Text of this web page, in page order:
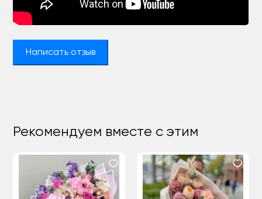
Написать отзыв
Рекомендуем вместе с этим